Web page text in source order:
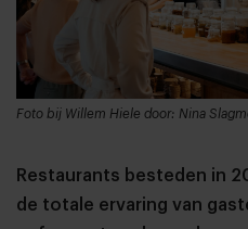
Foto bij Willem Hiele door: Nina
Restaurants besteden in
de totale ervaring van